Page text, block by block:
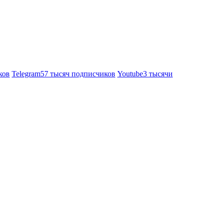
Telegram57 тысяч подписчиков Youtube3 тысячи